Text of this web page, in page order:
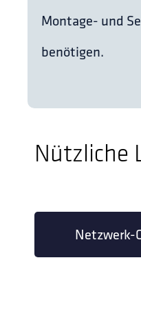
Montage- und
benötigen.
Nützliche
Netzwerk-